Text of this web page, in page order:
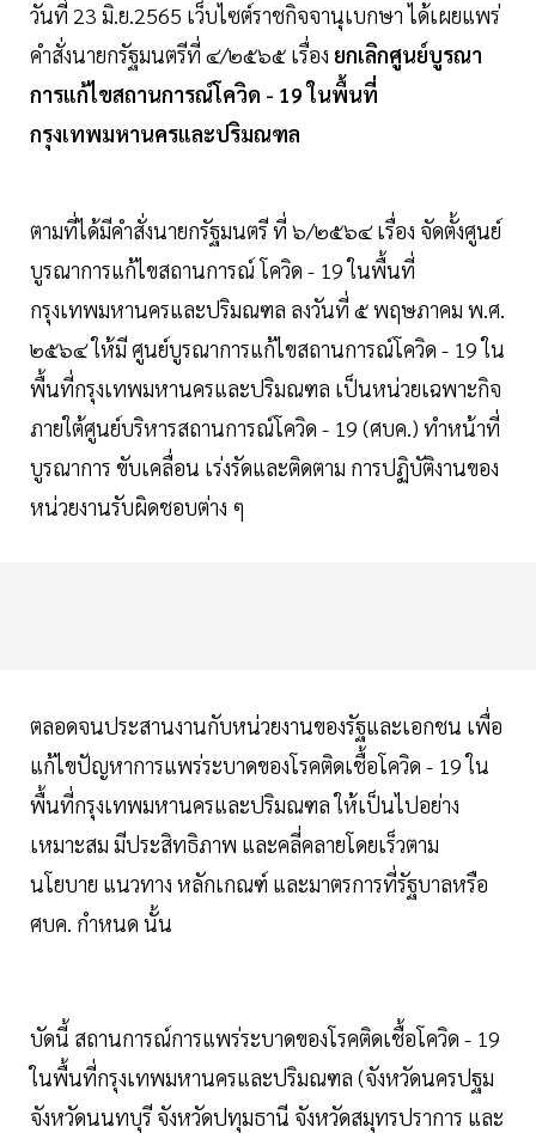
วันที่ 23 มิ.ย.2565 เว็บไซต์ราชกิจจานุเบกษา ได้เผยแพร่
คําสั่งนายกรัฐมนตรีที่ ๔/๒๕๖๕ เรื่อง ยกเลิกศูนย์บูรณา
การแก้ไขสถานการณ์โควิด - 19 ในพื้นที่
กรุงเทพมหานครและปริมณฑล
ตามที่ได้มีคําสั่งนายกรัฐมนตรี ที่ ๖/๒๕๖๔ เรื่อง จัดตั้งศูนย์
บูรณาการแก้ไขสถานการณ์ โควิด - 19 ในพื้นที่
กรุงเทพมหานครและปริมณฑล ลงวันที่ ๕ พฤษภาคม พ.ศ.
๒๕๖๔ ให้มี ศูนย์บูรณาการแก้ไขสถานการณ์โควิด - 19 ใน
พื้นที่กรุงเทพมหานครและปริมณฑล เป็นหน่วยเฉพาะกิจ
ภายใต้ศูนย์บริหารสถานการณ์โควิด - 19 (ศบค.) ทําหน้าที่
บูรณาการ ขับเคลื่อน เร่งรัดและติดตาม การปฏิบัติงานของ
หน่วยงานรับผิดชอบต่าง ๆ
ตลอดจนประสานงานกับหน่วยงานของรัฐและเอกชน เพื่อ
แก้ไขปัญหาการแพร่ระบาดของโรคติดเชื้อโควิด - 19 ใน
พื้นที่กรุงเทพมหานครและปริมณฑล ให้เป็นไปอย่าง
เหมาะสม มีประสิทธิภาพ และคลี่คลายโดยเร็วตาม
นโยบาย แนวทาง หลักเกณฑ์ และมาตรการที่รัฐบาลหรือ
ศบค. กําหนด นั้น
บัดนี้ สถานการณ์การแพร่ระบาดของโรคติดเชื้อโควิด - 19
ในพื้นที่กรุงเทพมหานครและปริมณฑล (จังหวัดนครปฐม
จังหวัดนนทบุรี จังหวัดปทุมธานี จังหวัดสมุทรปราการ และ